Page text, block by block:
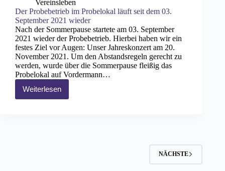
Vereinsleben
Der Probebetrieb im Probelokal läuft seit dem 03.
September 2021 wieder
Nach der Sommerpause startete am 03. September
2021 wieder der Probebetrieb. Hierbei haben wir ein
festes Ziel vor Augen: Unser Jahreskonzert am 20.
November 2021. Um den Abstandsregeln gerecht zu
werden, wurde über die Sommerpause fleißig das
Probelokal auf Vordermann…
Weiterlesen
Der
Probebetrieb
NÄCHSTE